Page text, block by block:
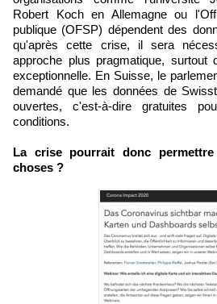
Robert Koch en Allemagne ou
publique (OFSP) dépendent des
qu'après cette crise, il sera
approche plus pragmatique, surtout
exceptionnelle. En Suisse, le
demandé que les données de
ouvertes, c'est-à-dire gratuites
conditions.
La crise pourrait donc
choses ?